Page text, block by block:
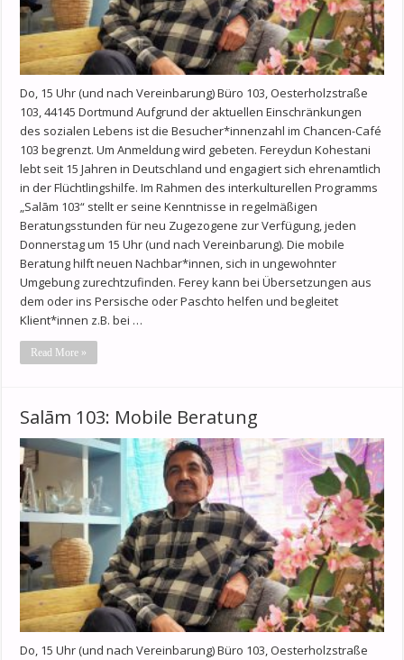
Do, 15 Uhr (und nach Vereinbarung) Büro 103, Oesterholzstraße
103, 44145 Dortmund Aufgrund der aktuellen Einschränkungen
des sozialen Lebens ist die Besucher*innenzahl im Chancen-Café
103 begrenzt. Um Anmeldung wird gebeten. Fereydun Kohestani
lebt seit 15 Jahren in Deutschland und engagiert sich ehrenamtlich
in der Flüchtlingshilfe. Im Rahmen des interkulturellen Programms
„Salām 103“ stellt er seine Kenntnisse in regelmäßigen
Beratungsstunden für neu Zugezogene zur Verfügung, jeden
Donnerstag um 15 Uhr (und nach Vereinbarung). Die mobile
Beratung hilft neuen Nachbar*innen, sich in ungewohnter
Umgebung zurechtzufinden. Ferey kann bei Übersetzungen aus
dem oder ins Persische oder Paschto helfen und begleitet
Klient*innen z.B. bei …
Read More »
Salām 103: Mobile Beratung
Do, 15 Uhr (und nach Vereinbarung) Büro 103, Oesterholzstraße